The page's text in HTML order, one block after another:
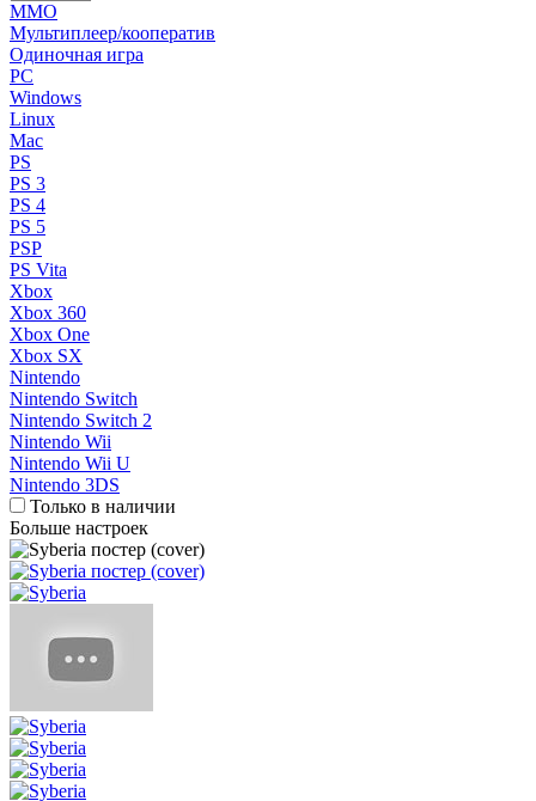
MMO
Мультиплеер/кооператив
Одиночная игра
PC
Windows
Linux
Mac
PS
PS 3
PS 4
PS 5
PSP
PS Vita
Xbox
Xbox 360
Xbox One
Xbox SX
Nintendo
Nintendo Switch
Nintendo Switch 2
Nintendo Wii
Nintendo Wii U
Nintendo 3DS
Только в наличии
Больше настроек